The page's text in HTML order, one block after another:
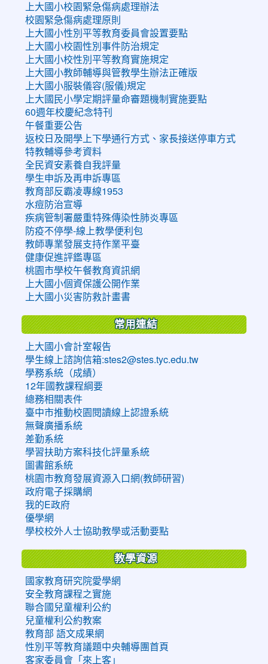
上大國小校園緊急傷病處理辦法
校園緊急傷病處理原則
上大國小性別平等教育委員會設置要點
上大國小校園性別事件防治規定
上大國小校性別平等教育實施規定
上大國小教師輔導與管教學生辦法正確版
上大國小服裝儀容(服儀)規定
上大國民小學定期評量命審題機制實施要點
60週年校慶紀念特刊
午餐重要公告
返校日及開學上下學通行方式、家長接送停車方式
特教輔導參考資料
全民資安素養自我評量
學生申訴及再申訴專區
教育部反霸凌專線1953
水痘防治宣導
疾病管制署嚴重特殊傳染性肺炎專區
防疫不停學-線上教學便利包
教師專業發展支持作業平臺
健康促進評鑑專區
桃園市學校午餐教育資訊網
上大國小個資保護公開作業
上大國小災害防救計畫書
常用連結
上大國小會計室報告
學生線上諮詢信箱:stes2@stes.tyc.edu.tw
學務系統（成績）
12年國教課程綱要
總務相關表件
臺中市推動校園閱讀線上認證系統
無聲廣播系統
差勤系統
學習扶助方案科技化評量系統
圖書館系統
桃園市教育發展資源入口網(教師研習)
政府電子採購網
我的E政府
優學網
學校校外人士協助教學或活動要點
教學資源
國家教育研究院愛學網
安全教育課程之實施
聯合國兒童權利公約
兒童權利公約教案
教育部 語文成果網
性別平等教育議題中央輔導團首頁
客家委員會「來上客」